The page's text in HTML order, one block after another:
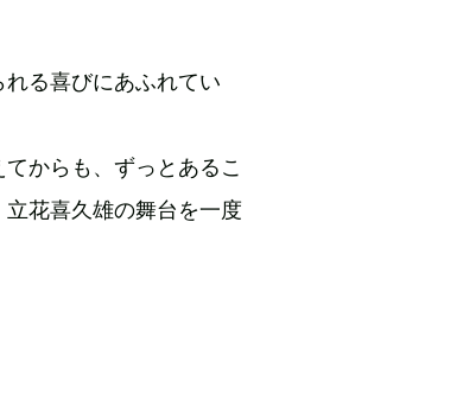
る喜びにあふれてい
からも、ずっとあるこ
花喜久雄の舞台を一度